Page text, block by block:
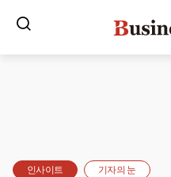
인사이트 기자의 눈